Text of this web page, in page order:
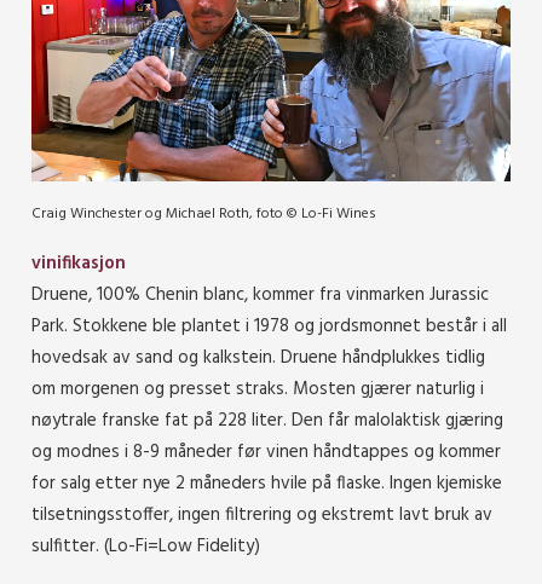
Craig Winchester og Michael Roth, foto © Lo-Fi Wines
vinifikasjon
Druene, 100% Chenin blanc, kommer fra vinmarken Jurassic
Park. Stokkene ble plantet i 1978 og jordsmonnet består i all
hovedsak av sand og kalkstein. Druene håndplukkes tidlig
om morgenen og presset straks. Mosten gjærer naturlig i
nøytrale franske fat på 228 liter. Den får malolaktisk gjæring
og modnes i 8-9 måneder før vinen håndtappes og kommer
for salg etter nye 2 måneders hvile på flaske. Ingen kjemiske
tilsetningsstoffer, ingen filtrering og ekstremt lavt bruk av
sulfitter. (Lo-Fi=Low Fidelity)